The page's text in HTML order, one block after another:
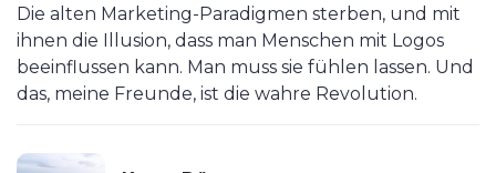
Die alten Marketing-Paradigmen sterben, und mit
ihnen die Illusion, dass man Menschen mit Logos
beeinflussen kann. Man muss sie fühlen lassen. Und
das, meine Freunde, ist die wahre Revolution.